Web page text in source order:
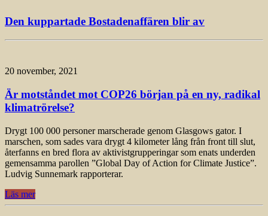
Den kuppartade Bostadenaffären blir av
20 november, 2021
Är motståndet mot COP26 början på en ny, radikal
klimatrörelse?
Drygt 100 000 personer marscherade genom Glasgows gator. I
marschen, som sades vara drygt 4 kilometer lång från front till slut,
återfanns en bred flora av aktivistgrupperingar som enats underden
gemensamma parollen ”Global Day of Action for Climate Justice”.
Ludvig Sunnemark rapporterar.
Läs mer